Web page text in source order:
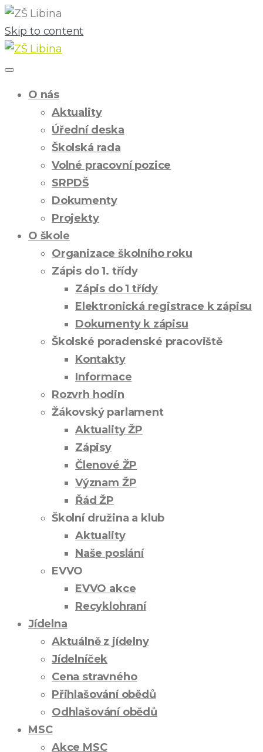
Skip to content
O nás
Aktuality
Úřední deska
Školská rada
Volné pracovní pozice
SRPDŠ
Dokumenty
Projekty
O škole
Organizace školního roku
Zápis do 1. třídy
Zápis do 1 třídy
Elektronická registrace k zápisu
Dokumenty k zápisu
Školské poradenské pracoviště
Kontakty
Informace
Rozvrh hodin
Žákovský parlament
Aktuality ŽP
Zápisy
Členové ŽP
Význam ŽP
Řád ŽP
Školní družina a klub
Aktuality
Naše poslání
EVVO
EVVO akce
Recyklohraní
Jídelna
Aktuálně z jídelny
Jídelníček
Cena stravného
Přihlašování obědů
Odhlašování obědů
MSC
Akce MSC